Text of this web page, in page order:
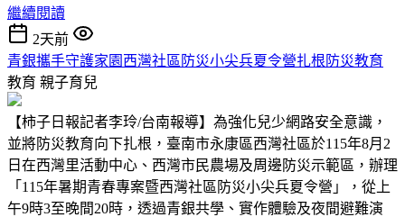
繼續閱讀
2天前
青銀攜手守護家園西灣社區防災小尖兵夏令營扎根防災教育
教育 親子育兒
【柿子日報記者李玲/台南報導】為強化兒少網路安全意識，
並將防災教育向下扎根，臺南市永康區西灣社區於115年8月2
日在西灣里活動中心、西灣市民農場及周邊防災示範區，辦理
「115年暑期青春專案暨西灣社區防災小尖兵夏令營」，從上
午9時3至晚間20時，透過青銀共學、實作體驗及夜間避難演